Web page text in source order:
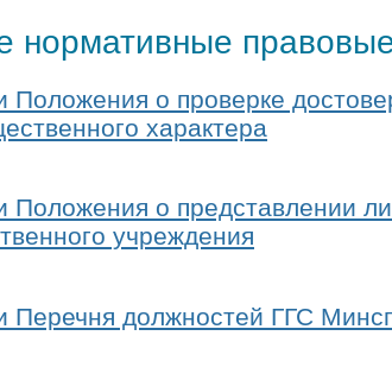
нормативные
Положения о проверке
характера
Положения о представлении
учреждения
Перечня должностей ГГС